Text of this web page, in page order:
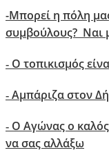
-Μπορεί η πόλη
συμβούλους? Ναι
- Ο τοπικισμός
- Αμπάριζα στον
- Ο Αγώνας ο
να σας αλλάξω